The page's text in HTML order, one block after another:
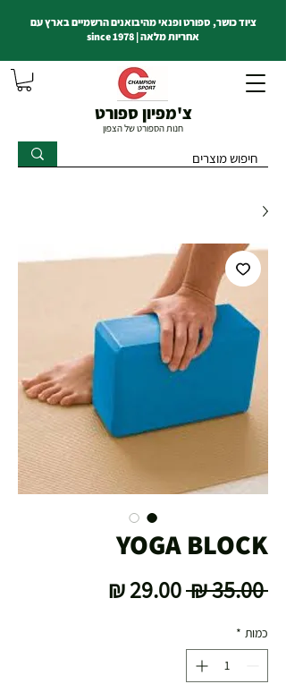
צ'מפיון ספורט
חנות הספורט של הצפון
ציוד כושר, ספורט ופנאי מהיבואנים הרשמיים בארץ עם
אחריות מלאה | since 1978
YOGA BLOCK
‏35.00 ‏₪
מחיר
כמות *